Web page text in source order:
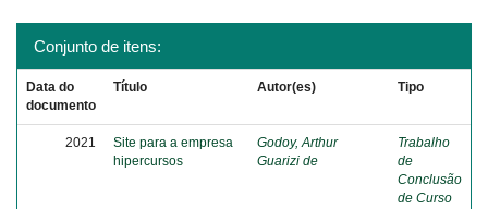
Conjunto de itens:
Data do
documento
Título Autor(es) Tipo
2021
Site para a empresa
hipercursos
Godoy, Arthur
Guarizi de
Trabalho
de
Conclusão
de Curso